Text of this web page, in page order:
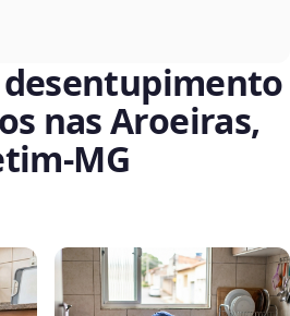
desentupimento
nas Aroeiras,